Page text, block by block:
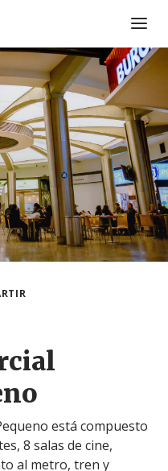
está compuesto
8 salas de cine,
al metro, tren y